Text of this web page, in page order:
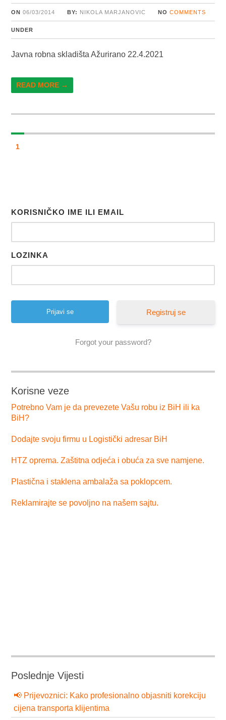
ON 06/03/2014 BY: NIKOLA MARJANOVIC NO COMMENTS
UNDER
Javna robna skladišta Ažurirano 22.4.2021
READ MORE →
1
KORISNIČKO IME ILI EMAIL
LOZINKA
Registruj se
Forgot your password?
Korisne veze
Potrebno Vam je da prevezete Vašu robu iz BiH ili ka
BiH?
Dodajte svoju firmu u Logistički adresar BiH
HTZ oprema. Zaštitna odjeća i obuća za sve namjene.
Plastična i staklena ambalaža sa poklopcem.
Reklamirajte se povoljno na našem sajtu.
Poslednje Vijesti
📢 Prijevoznici: Kako profesionalno objasniti korekciju
cijena transporta klijentima